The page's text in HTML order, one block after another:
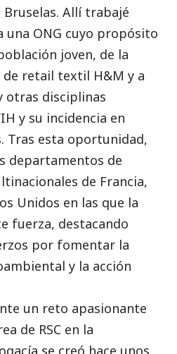
Bruselas. Allí trabajé
una ONG cuyo propósito
joven, de la
de retail textil H&M y a
otras disciplinas
y su incidencia en
Tras esta oportunidad,
departamentos de
de Francia,
Unidos en las que la
fuerza, destacando
por fomentar la
y la acción
un reto apasionante
de RSC en la
se creó hace unos